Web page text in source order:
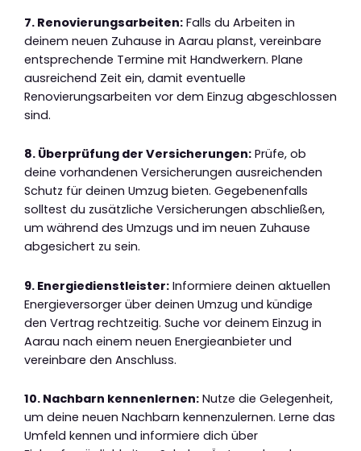
7. Renovierungsarbeiten: Falls du Arbeiten in
deinem neuen Zuhause in Aarau planst, vereinbare
entsprechende Termine mit Handwerkern. Plane
ausreichend Zeit ein, damit eventuelle
Renovierungsarbeiten vor dem Einzug abgeschlossen
sind.
8. Überprüfung der Versicherungen: Prüfe, ob
deine vorhandenen Versicherungen ausreichenden
Schutz für deinen Umzug bieten. Gegebenenfalls
solltest du zusätzliche Versicherungen abschließen,
um während des Umzugs und im neuen Zuhause
abgesichert zu sein.
9. Energiedienstleister: Informiere deinen aktuellen
Energieversorger über deinen Umzug und kündige
den Vertrag rechtzeitig. Suche vor deinem Einzug in
Aarau nach einem neuen Energieanbieter und
vereinbare den Anschluss.
10. Nachbarn kennenlernen: Nutze die Gelegenheit,
um deine neuen Nachbarn kennenzulernen. Lerne das
Umfeld kennen und informiere dich über